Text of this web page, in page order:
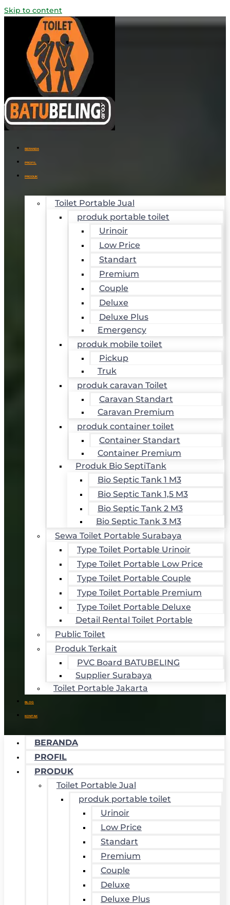
Skip to content
BERANDA
PROFIL
PRODUK
Toilet Portable Jual
produk portable toilet
Urinoir
Low Price
Standart
Premium
Couple
Deluxe
Deluxe Plus
Emergency
produk mobile toilet
Pickup
Truk
produk caravan Toilet
Caravan Standart
Caravan Premium
produk container toilet
Container Standart
Container Premium
Produk Bio SeptiTank
Bio Septic Tank 1 M3
Bio Septic Tank 1,5 M3
Bio Septic Tank 2 M3
Bio Septic Tank 3 M3
Sewa Toilet Portable Surabaya
Type Toilet Portable Urinoir
Type Toilet Portable Low Price
Type Toilet Portable Couple
Type Toilet Portable Premium
Type Toilet Portable Deluxe
Detail Rental Toilet Portable
Public Toilet
Produk Terkait
PVC Board BATUBELING
Supplier Surabaya
Toilet Portable Jakarta
BLOG
KONTAK
BERANDA
PROFIL
PRODUK
Toilet Portable Jual
produk portable toilet
Urinoir
Low Price
Standart
Premium
Couple
Deluxe
Deluxe Plus